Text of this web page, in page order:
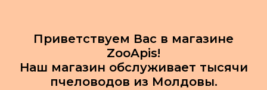
Приветствуем Вас в магазине
ZooApis!
Наш магазин обслуживает тысячи
пчеловодов из Молдовы.